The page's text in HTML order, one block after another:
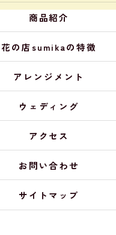
商品紹介
花の店sumikaの特徴
アレンジメント
ウェディング
アクセス
お問い合わせ
サイトマップ